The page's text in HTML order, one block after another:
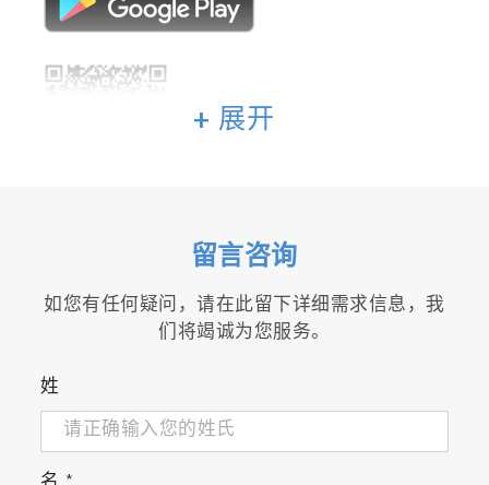
系统的安卓设备上可以正常操作。然而，它并不
以正常连接和操作。
红外温度计 IT-480 摄像头（视频）
关于软件
+ 展开
留言咨询
如您有任何疑问，请在此留下详细需求信息，我
们将竭诚为您服务。
姓